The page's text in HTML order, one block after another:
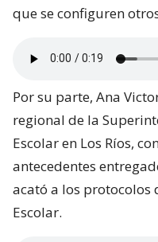
que se configuren
Por su parte, Ana
regional de la
Escolar en Los Ríos,
antecedentes
acató a los protocolos
Escolar.